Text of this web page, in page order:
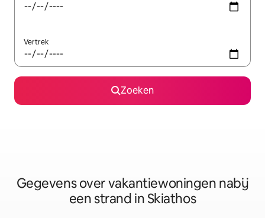
Vertrek
Zoeken
Gegevens over vakantiewoningen nabij
een strand in Skiathos